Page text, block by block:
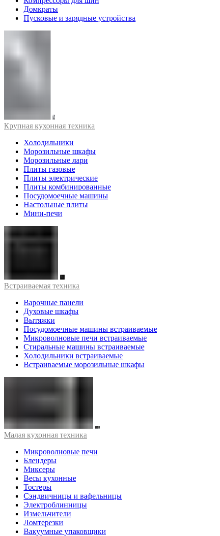
Домкраты
Пусковые и зарядные устройства
Крупная кухонная техника
Холодильники
Морозильные шкафы
Морозильные лари
Плиты газовые
Плиты электрические
Плиты комбинированные
Посудомоечные машины
Настольные плиты
Мини-печи
Встраиваемая техника
Варочные панели
Духовые шкафы
Вытяжки
Посудомоечные машины встраиваемые
Микроволновые печи встраиваемые
Стиральные машины встраиваемые
Холодильники встраиваемые
Встраиваемые морозильные шкафы
Малая кухонная техника
Микроволновые печи
Блендеры
Миксеры
Весы кухонные
Тостеры
Сэндвичницы и вафельницы
Электроблинницы
Измельчители
Ломтерезки
Вакуумные упаковщики